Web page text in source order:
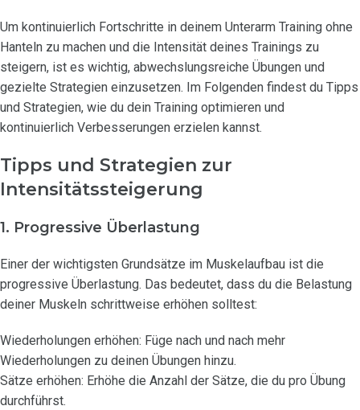
Um kontinuierlich Fortschritte in deinem Unterarm Training ohne
Hanteln zu machen und die Intensität deines Trainings zu
steigern, ist es wichtig, abwechslungsreiche Übungen und
gezielte Strategien einzusetzen. Im Folgenden findest du Tipps
und Strategien, wie du dein Training optimieren und
kontinuierlich Verbesserungen erzielen kannst.
Tipps und Strategien zur
Intensitätssteigerung
1. Progressive Überlastung
Einer der wichtigsten Grundsätze im Muskelaufbau ist die
progressive Überlastung. Das bedeutet, dass du die Belastung
deiner Muskeln schrittweise erhöhen solltest:
Wiederholungen erhöhen: Füge nach und nach mehr
Wiederholungen zu deinen Übungen hinzu.
Sätze erhöhen: Erhöhe die Anzahl der Sätze, die du pro Übung
durchführst.